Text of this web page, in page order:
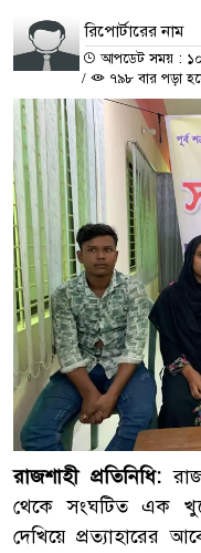
রিপোর্টারের নাম
আপডেট সময় :
/
৭৯৮ বার পড়া
রাজশাহী প্রতিনিধি:
থেকে সংঘটিত এক
দেখিয়ে প্রত্যাহারের